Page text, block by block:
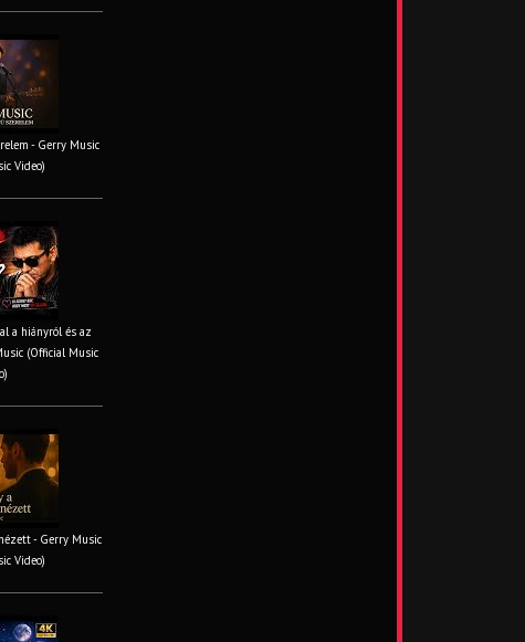
- Gerry Music
Video)
a hiányról és az
(Official Music
- Gerry Music
Video)